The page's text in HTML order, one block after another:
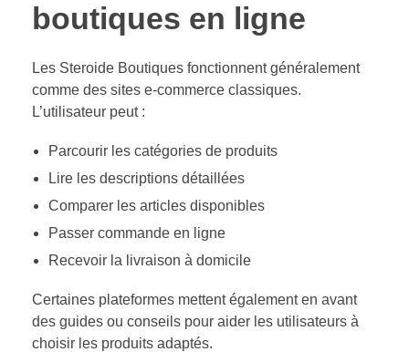
boutiques en ligne
Les Steroide Boutiques fonctionnent généralement
comme des sites e-commerce classiques.
L’utilisateur peut :
Parcourir les catégories de produits
Lire les descriptions détaillées
Comparer les articles disponibles
Passer commande en ligne
Recevoir la livraison à domicile
Certaines plateformes mettent également en avant
des guides ou conseils pour aider les utilisateurs à
choisir les produits adaptés.